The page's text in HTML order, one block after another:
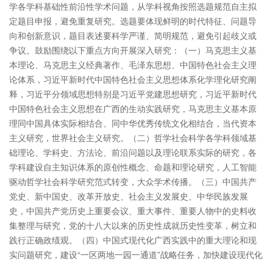
学各学科基础性前沿性学术问题，从学科视角按照选题规范自主拟
定题目申报，避免重复研究。选题要体现鲜明的时代特征、问题导
向和创新意识，题目表述要科学严谨、简明规范，避免引起歧义或
争议。鼓励围绕以下重点方向开展深入研究：（一）马克思主义基
本理论、马克思主义经典著作、毛泽东思想、中国特色社会主义理
论体系，习近平新时代中国特色社会主义思想体系化学理化研究阐
释，习近平分领域思想特别是习近平党建思想研究，习近平新时代
中国特色社会主义思想在广西的生动实践研究，马克思主义基本原
理同中国具体实际相结合、同中华优秀传统文化相结合，当代资本
主义研究，世界社会主义研究。（二）哲学社会科学各学科领域基
础理论、学科史、方法论、前沿问题以及理论联系实际的研究，各
学科建设自主知识体系的原创性概念、命题和理论研究，人工智能
驱动哲学社会科学研究范式转变，大众学术传播。（三）中国共产
党史、新中国史、改革开放史、社会主义发展史、中华民族发展
史，中国共产党历史上重要会议、重大事件、重要人物中的史料收
集整理与研究，党的十八大以来的历史性成就历史性变革，树立和
践行正确政绩观。（四）中国式现代化广西实践中的重大理论和现
实问题研究，建设“一区两地一园一通道”战略任务，加快建设现代化